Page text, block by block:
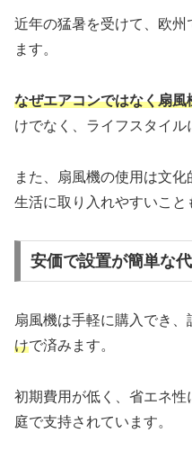
近年の猛暑を受けて、欧
ます。
なぜエアコンではなく扇風
けでなく、ライフスタイル
また、扇風機の使用は文化
生活に取り入れやすいこと
安価で設置が簡単な
扇風機は手軽に購入でき、
けで済みます。
初期費用が低く、省エネ
庭で支持されています。